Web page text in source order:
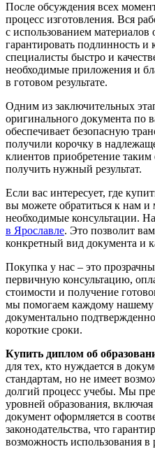
После обсуждения всех
процесс изготовления. Вся
с использованием материалов
гарантировать подлинность
специалисты быстро и
необходимые приложения и
в готовом результате.
Одним из заключительных
оригинального документа по
обеспечивает безопасную
получили корочку в
клиентов приобретение
получить нужный результат.
Если вас интересует, где
вы можете обратиться к нам и
необходимые консультации.
в Ярославле. Это позволит
конкретный вид документа и
Покупка у нас – это
первичную консультацию,
стоимости и получение
мы помогаем каждому нашему
документально
короткие сроки.
Купить диплом об
для тех, кто нуждается в
стандартам, но не имеет
долгий процесс учебы. Мы
уровней образования,
документ оформляется в
законодательства, что
возможность использования в